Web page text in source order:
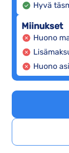
Hyvä
Miinukset
Huono
Huono